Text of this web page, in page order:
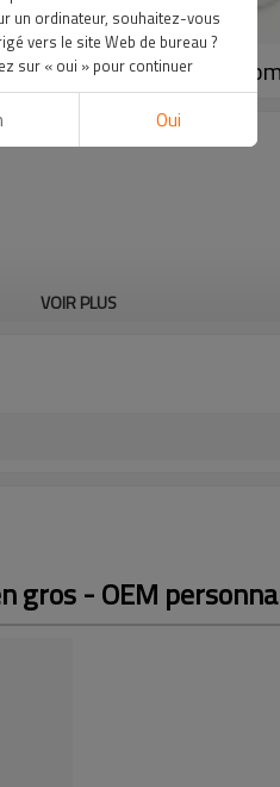
quantité minimale de
VOIR PLUS
gros - OEM
un ordinateur, souhaitez-vous
vers le site Web de bureau ?
sur « oui » pour continuer
Oui